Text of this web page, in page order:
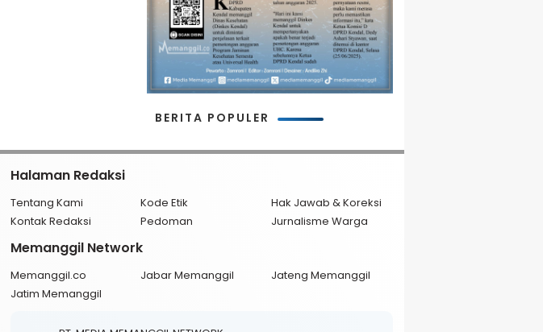
BERITA POPULER
Halaman Redaksi
Tentang Kami Kode Etik
Hak Jawab & Koreksi
Kontak Redaksi
Pedoman Jurnalisme Warga
Memanggil Network
Memanggil.co Jabar Memanggil
Jateng Memanggil
Jatim Memanggil